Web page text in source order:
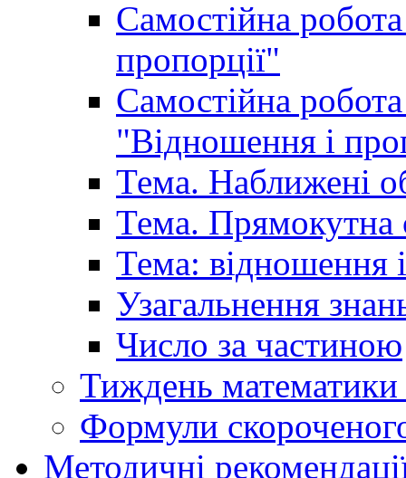
Самостійна
пропорції"
Самостійна
"Відношення і
Тема. Наближені
Тема. Прямокутна
Тема: відношення
Узагальнення
Число за частиною
Тиждень математики
Формули
Методичні